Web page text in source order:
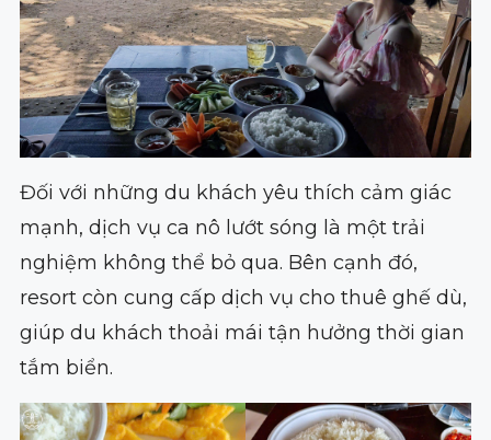
Đối với những du khách yêu thích cảm giác
mạnh, dịch vụ ca nô lướt sóng là một trải
nghiệm không thể bỏ qua. Bên cạnh đó,
resort còn cung cấp dịch vụ cho thuê ghế dù,
giúp du khách thoải mái tận hưởng thời gian
tắm biển.